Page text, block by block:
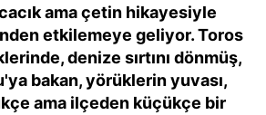
ama çetin hikayesiyle
etkilemeye geliyor. Toros
denize sırtını dönmüş,
bakan, yörüklerin yuvası,
ama ilçeden küçükçe bir